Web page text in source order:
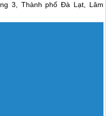
3, Thành phốĐà Lạt, Lâm